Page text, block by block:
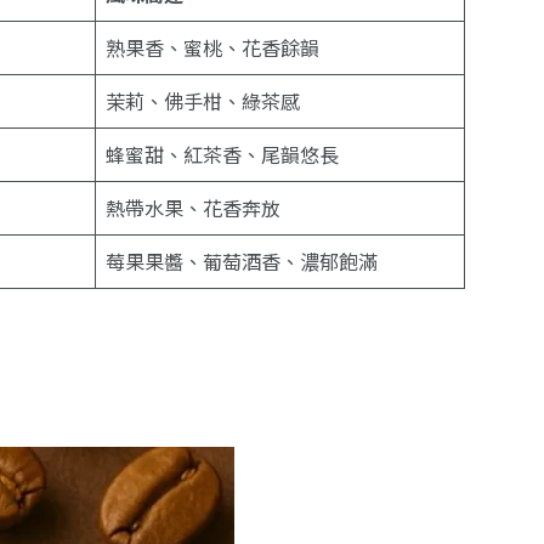
熟果香、蜜桃、花香餘韻
茉莉、佛手柑、綠茶感
蜂蜜甜、紅茶香、尾韻悠長
熱帶水果、花香奔放
莓果果醬、葡萄酒香、濃郁飽滿